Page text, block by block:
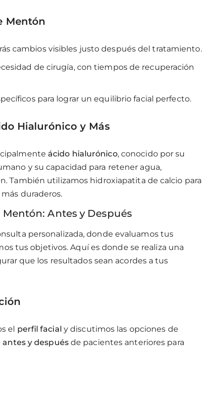
Mentón
cambios visibles justo después del tratamiento.
de cirugía, con tiempos de recuperación
para lograr un equilibrio facial perfecto.
Hialurónico y Más
ácido hialurónico, conocido por su
y su capacidad para retener agua,
También utilizamos hidroxiapatita de calcio para
duraderos.
Antes y Después
personalizada, donde evaluamos tus
tus objetivos. Aquí es donde se realiza una
que los resultados sean acordes a tus
el perfil facial y discutimos las opciones de
antes y despuésde pacientes anteriores para